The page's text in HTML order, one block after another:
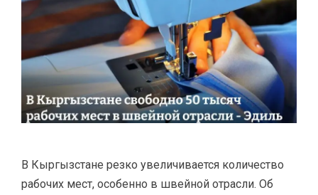
В Кыргызстане резко увеличивается количество
рабочих мест, особенно в швейной отрасли. Об